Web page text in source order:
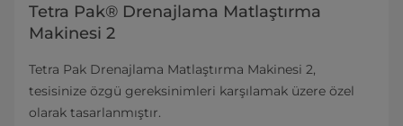
Tetra Pak® Drenajlama Matlaştırma
Makinesi 2
Tetra Pak Drenajlama Matlaştırma Makinesi 2,
tesisinize özgü gereksinimleri karşılamak üzere özel
olarak tasarlanmıştır.